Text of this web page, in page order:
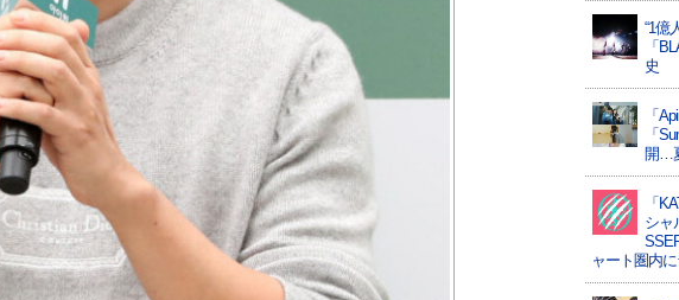
“1億
「
史
「
「
開…
「
シャ
ャート圏内